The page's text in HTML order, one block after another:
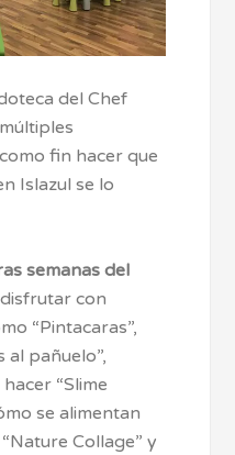
del Chef
fin hacer que
Islazul se lo
semanas del
con
“Pintacaras”,
al pañuelo”,
“Slime
se alimentan
Collage” y